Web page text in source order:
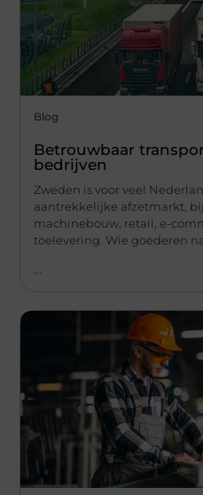
Blog
Betrouwbaar
bedrijven
Zweden is voor veel
aantrekkelijke afzetmarkt,
machinebouw, retail, e-
toelevering. Wie goederen